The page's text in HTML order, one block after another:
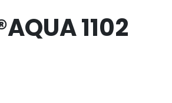
1102